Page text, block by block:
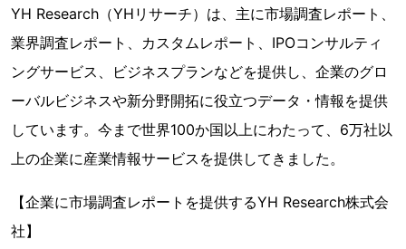
YH Research（YHリサーチ）は、主に市場調査レポート、
業界調査レポート、カスタムレポート、IPOコンサルティ
ングサービス、ビジネスプランなどを提供し、企業のグロ
ーバルビジネスや新分野開拓に役立つデータ・情報を提供
しています。今まで世界100か国以上にわたって、6万社以
上の企業に産業情報サービスを提供してきました。
【企業に市場調査レポートを提供するYH Research株式会
社】